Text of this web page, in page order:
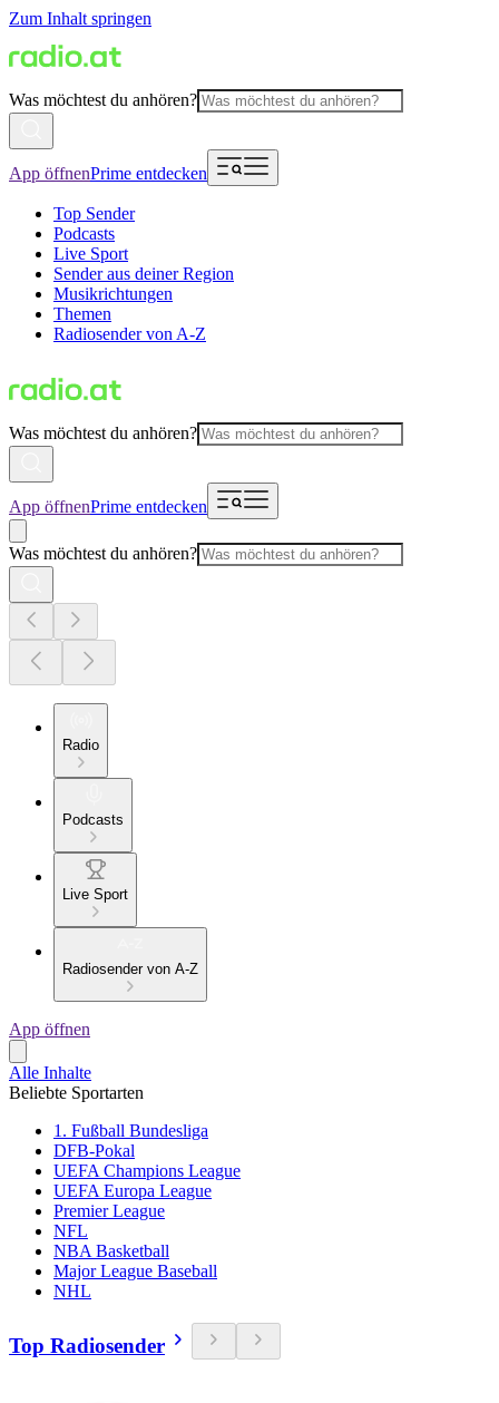
Zum Inhalt springen
Was möchtest du anhören?
App öffnenPrime entdecken
Top Sender
Podcasts
Live Sport
Sender aus deiner Region
Musikrichtungen
Themen
Radiosender von A-Z
Was möchtest du anhören?
App öffnenPrime entdecken
Was möchtest du anhören?
Radio
Podcasts
Live Sport
Radiosender von A-Z
App öffnen
Alle Inhalte
Beliebte Sportarten
1. Fußball Bundesliga
DFB-Pokal
UEFA Champions League
UEFA Europa League
Premier League
NFL
NBA Basketball
Major League Baseball
NHL
Top Radiosender